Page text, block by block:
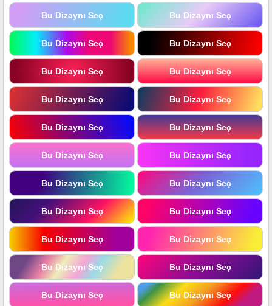
Bu Dizaynı Seç Bu Dizaynı Seç
Bu Dizaynı Seç Bu Dizaynı Seç
Bu Dizaynı Seç Bu Dizaynı Seç
Bu Dizaynı Seç Bu Dizaynı Seç
Bu Dizaynı Seç Bu Dizaynı Seç
Bu Dizaynı Seç Bu Dizaynı Seç
Bu Dizaynı Seç Bu Dizaynı Seç
Bu Dizaynı Seç Bu Dizaynı Seç
Bu Dizaynı Seç Bu Dizaynı Seç
Bu Dizaynı Seç Bu Dizaynı Seç
Bu Dizaynı Seç Bu Dizaynı Seç